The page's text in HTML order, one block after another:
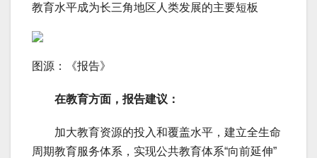
教育水平成为长三角地区人类发展的主要短板
图源：《报告》
在教育方面，报告建议：
加大教育资源的投入和覆盖水平，建立全生命
周期教育服务体系，实现公共教育体系“向前延伸”